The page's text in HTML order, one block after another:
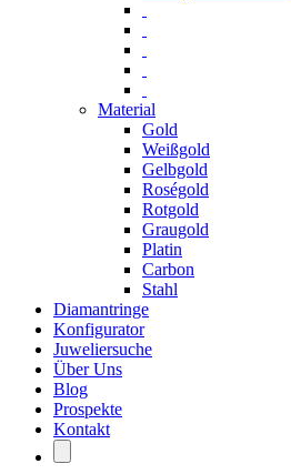
Material
Gold
Weißgold
Gelbgold
Roségold
Rotgold
Graugold
Platin
Carbon
Stahl
Diamantringe
Konfigurator
Juweliersuche
Über Uns
Blog
Prospekte
Kontakt